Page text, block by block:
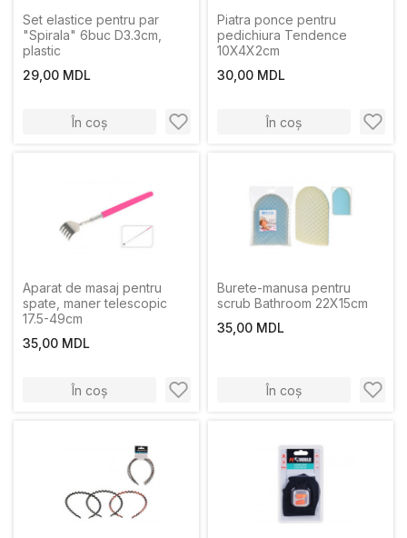
Set elastice pentru par
"Spirala" 6buc D3.3cm,
plastic
29,00 MDL
În coș
Piatra ponce pentru
pedichiura Tendence
10X4X2cm
30,00 MDL
În coș
Aparat de masaj pentru
spate, maner telescopic
17.5-49cm
35,00 MDL
În coș
Burete-manusa pentru
scrub Bathroom 22X15cm
35,00 MDL
În coș